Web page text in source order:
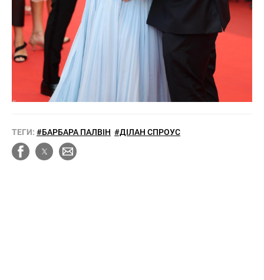
ТЕГИ: #БАРБАРА ПАЛВІН #ДІЛАН СПРОУС